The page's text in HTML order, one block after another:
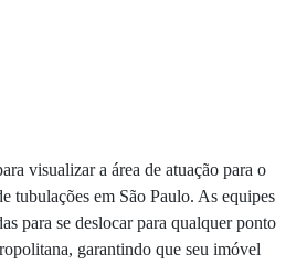
visualizar a área de atuação para o
tubulações em São Paulo. As equipes
para se deslocar para qualquer ponto
garantindo que seu imóvel